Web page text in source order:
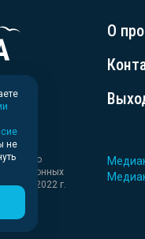
О
выдано
30.03.2022 г.
не